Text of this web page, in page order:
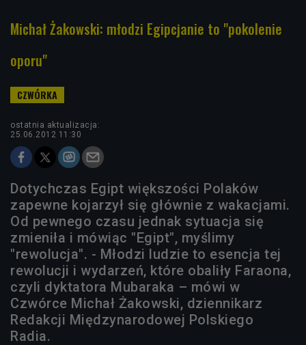
Michał Żakowski: młodzi Egipcjanie to "pokolenie
oporu"
ostatnia aktualizacja:
25.06.2012 11:30
Dotychczas Egipt większości Polaków
zapewne kojarzył się głównie z wakacjami.
Od pewnego czasu jednak sytuacja się
zmieniła i mówiąc "Egipt", myślimy
"rewolucja". - Młodzi ludzie to esencja tej
rewolucji i wydarzeń, które obaliły Faraona,
czyli dyktatora Mubaraka – mówi w
Czwórce Michał Żakowski, dziennikarz
Redakcji Międzynarodowej Polskiego
Radia.